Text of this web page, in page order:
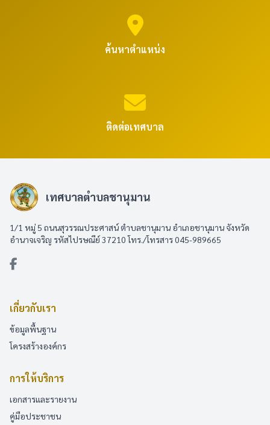
ค้นหาตำแหน่ง
ติดต่อเทศบาล
เทศบาลตำบลชานุมาน
1/1 หมู่ 5 ถนนสุวรรณประศาสน์ ตำบลชานุมาน อำเภอชานุมาน จังหวัด
อำนาจเจริญ รหัสไปรษณีย์ 37210 โทร./โทรสาร 045-989665
เกี่ยวกับเรา
ข้อมูลพื้นฐาน
โครงสร้างองค์กร
การให้บริการ
เอกสารและรายงาน
คู่มือประชาชน